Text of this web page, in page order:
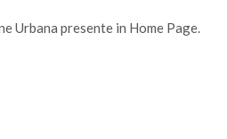
Urbana presente in Home Page.